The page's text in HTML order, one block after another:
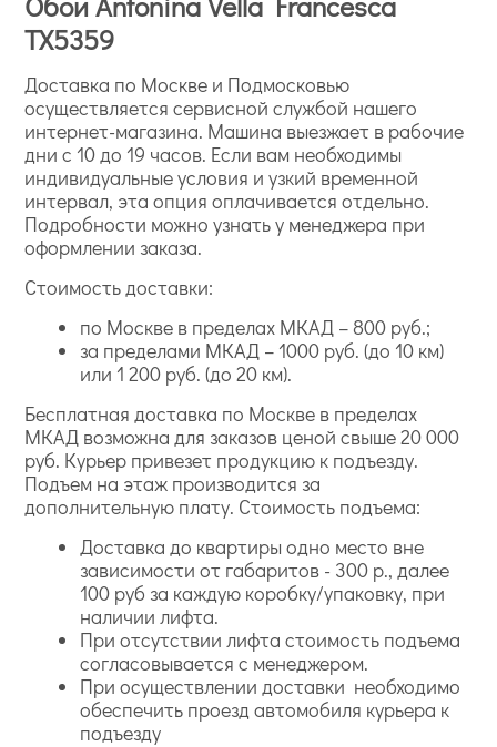
TX5359
Доставка по Москве и Подмосковью
осуществляется сервисной службой нашего
интернет-магазина. Машина выезжает в рабочие
дни с 10 до 19 часов. Если вам необходимы
индивидуальные условия и узкий временной
интервал, эта опция оплачивается отдельно.
Подробности можно узнать у менеджера при
оформлении заказа.
Стоимость доставки:
по Москве в пределах МКАД – 800 руб.;
за пределами МКАД – 1000 руб. (до 10 км)
или 1 200 руб. (до 20 км).
Бесплатная доставка по Москве в пределах
МКАД возможна для заказов ценой свыше 20 000
руб. Курьер привезет продукцию к подъезду.
Подъем на этаж производится за
дополнительную плату. Стоимость подъема:
Доставка до квартиры одно место вне
зависимости от габаритов - 300 р., далее
100 руб за каждую коробку/упаковку, при
наличии лифта.
При отсутствии лифта стоимость подъема
согласовывается с менеджером.
При осуществлении доставки необходимо
обеспечить проезд автомобиля курьера к
подъезду